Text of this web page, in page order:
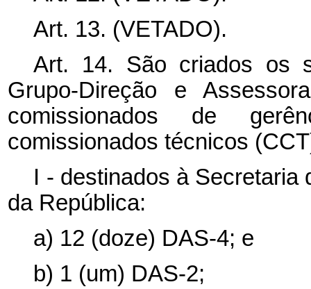
Art. 13. (VETADO).
Art. 14. São criados os
Grupo-Direção e
comissionados de
comissionados técnicos
I - destinados à Secretaria
da República:
a) 12 (doze) DAS-4; e
b) 1 (um) DAS-2;